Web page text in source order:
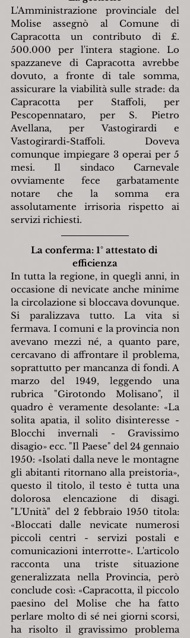
L'Amministrazione provinciale del
Molise assegnò al Comune di
Capracotta un contributo di £.
500.000 per l'intera stagione. Lo
spazzaneve di Capracotta avrebbe
dovuto, a fronte di tale somma,
assicurare la viabilità sulle strade: da
Capracotta per Staffoli, per
Pescopennataro, per S. Pietro
Avellana, per Vastogirardi e
Vastogirardi-Staffoli. Doveva
comunque impiegare 3 operai per 5
mesi. Il sindaco Carnevale
ovviamente fece garbatamente
notare che la somma era
assolutamente irrisoria rispetto ai
servizi richiesti.
La conferma: 1° attestato di
efficienza
In tutta la regione, in quegli anni, in
occasione di nevicate anche minime
la circolazione si bloccava dovunque.
Si paralizzava tutto. La vita si
fermava. I comuni e la provincia non
avevano mezzi né, a quanto pare,
cercavano di affrontare il problema,
soprattutto per mancanza di fondi. A
marzo del 1949, leggendo una
rubrica "Girotondo Molisano", il
quadro è veramente desolante: «La
solita apatia, il solito disinteresse -
Blocchi invernali - Gravissimo
disagio» ecc. "Il Paese" del 24 gennaio
1950: «Isolati dalla neve le montagne
gli abitanti ritornano alla preistoria»,
questo il titolo, il testo è tutta una
dolorosa elencazione di disagi.
"L'Unità" del 2 febbraio 1950 titola:
«Bloccati dalle nevicate numerosi
piccoli centri - servizi postali e
comunicazioni interrotte». L'articolo
racconta una triste situazione
generalizzata nella Provincia, però
conclude così: «Capracotta, il piccolo
paesino del Molise che ha fatto
perlare molto di sé nei giorni scorsi,
ha risolto il gravissimo problema